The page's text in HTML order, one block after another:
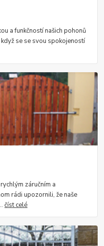
a funkčností našich pohonů
se se svou spokojeností
záručním a
rádi upozornili, že naše
číst celé